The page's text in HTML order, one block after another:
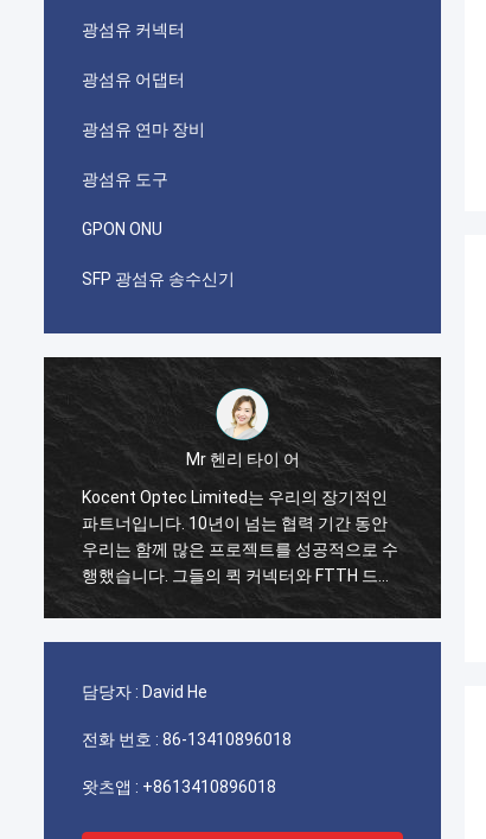
광섬유 커넥터
광섬유 어댑터
광섬유 연마 장비
광섬유 도구
GPON ONU
SFP 광섬유 송수신기
리의 장기적인
협력 기간 동안
성공적으로 수
터와 FTTH 드롭
재 그들의 제품
Mr 파블로
나는 i가 코상 옵텍이 2014년에 제한된
첫 번째 순서를 했을 때 놀랐습니다.
케이블의 한 컨테이너 40GP와 빠른 연
패치 코드와 어댑터를 위한 한 컨테이너
20GP. 그들은 단지 2 주에 이 명령을 완
담당자 : David He
전화 번호 : 86-13410896018
왓츠앱 : +8613410896018